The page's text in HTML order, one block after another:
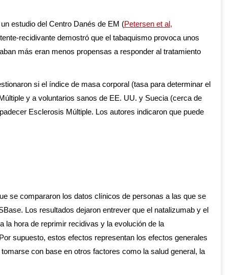
estudio del Centro Danés de EM (Petersen et al,
recidivante demostró que el tabaquismo provoca unos
más eran menos propensas a responder al tratamiento
si el índice de masa corporal (tasa para determinar el
y a voluntarios sanos de EE. UU. y Suecia (cerca de
Esclerosis Múltiple. Los autores indicaron que puede
se compararon los datos clínicos de personas a las que se
Los resultados dejaron entrever que el natalizumab y el
la hora de reprimir recidivas y la evolución de la
supuesto, estos efectos representan los efectos generales
con base en otros factores como la salud general, la